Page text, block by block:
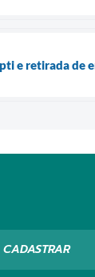
e retirada
CADASTRAR